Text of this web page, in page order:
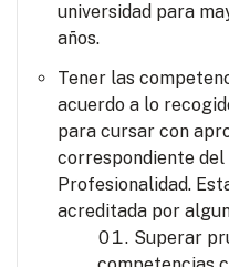
universidad para
años.
Tener las
acuerdo a lo
para cursar con
correspondiente
Profesionalidad.
acreditada por
Superar